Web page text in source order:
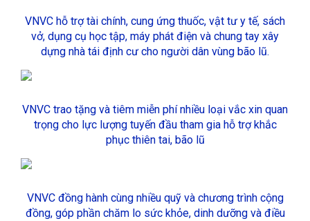
VNVC hỗ trợ tài chính, cung ứng thuốc, vật tư y tế, sách
vở, dụng cụ học tập, máy phát điện và chung tay xây
dựng nhà tái định cư cho người dân vùng bão lũ.
VNVC trao tặng và tiêm miễn phí nhiều loại vắc xin quan
trọng cho lực lượng tuyến đầu tham gia hỗ trợ khắc
phục thiên tai, bão lũ
VNVC đồng hành cùng nhiều quỹ và chương trình cộng
đồng, góp phần chăm lo sức khỏe, dinh dưỡng và điều